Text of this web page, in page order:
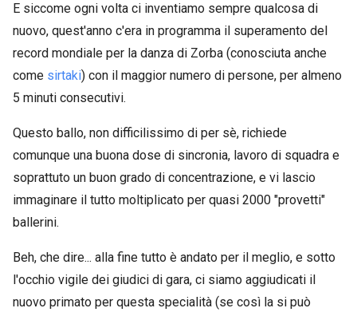
E siccome ogni volta ci inventiamo sempre qualcosa di
nuovo, quest'anno c'era in programma il superamento del
record mondiale per la danza di Zorba (conosciuta anche
come sirtaki) con il maggior numero di persone, per almeno
5 minuti consecutivi.
Questo ballo, non difficilissimo di per sè, richiede
comunque una buona dose di sincronia, lavoro di squadra e
soprattuto un buon grado di concentrazione, e vi lascio
immaginare il tutto moltiplicato per quasi 2000 "provetti"
ballerini.
Beh, che dire... alla fine tutto è andato per il meglio, e sotto
l'occhio vigile dei giudici di gara, ci siamo aggiudicati il
nuovo primato per questa specialità (se così la si può